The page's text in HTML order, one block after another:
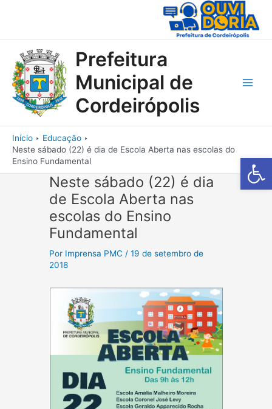
Barra de
Prefeitura
Municipal de
Cordeirópolis
Início
Educação
Neste sábado (22) é dia de Escola Aberta nas escolas do
Ensino Fundamental
Neste sábado (22) é dia
de Escola Aberta nas
escolas do Ensino
Fundamental
Por Imprensa PMC /19 de setembro de
2018